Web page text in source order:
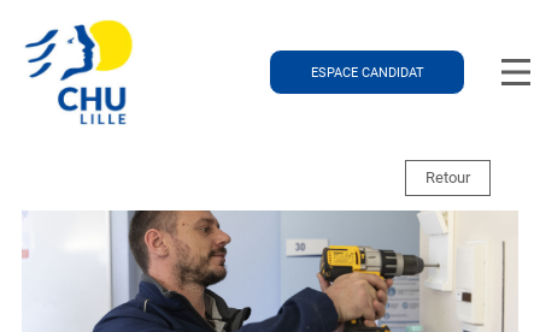
ESPACE CANDIDAT
Retour